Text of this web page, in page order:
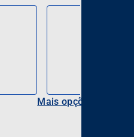
Mais opções